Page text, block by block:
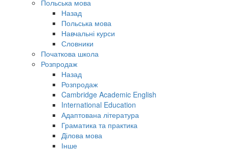
Польська мова
Назад
Польська мова
Навчальні курси
Словники
Початкова школа
Розпродаж
Назад
Розпродаж
Cambridge Academic English
International Education
Адаптована література
Граматика та практика
Ділова мова
Інше